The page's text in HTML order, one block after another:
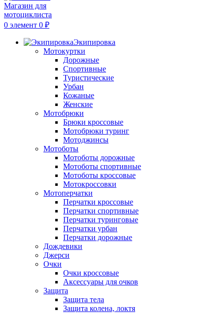
0 элемент 0 ₽
Экипировка
Мотокуртки
Дорожные
Спортивные
Туристические
Урбан
Кожаные
Женские
Мотобрюки
Брюки кроссовые
Мотобрюки туринг
Мотоджинсы
Мотоботы
Мотоботы дорожные
Мотоботы спортивные
Мотоботы кроссовые
Мотокроссовки
Мотоперчатки
Перчатки кроссовые
Перчатки спортивные
Перчатки туринговые
Перчатки урбан
Перчатки дорожные
Дождевики
Джерси
Очки
Очки кроссовые
Аксессуары для очков
Защита
Защита тела
Защита колена, локтя